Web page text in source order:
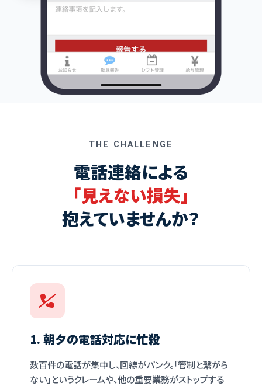
THE CHALLENGE
電話連絡による
「見えない損失」
抱えていませんか？
1. 朝夕の電話対応に忙殺
数百件の電話が集中し、回線がパンク。「管制と繋がら
ない」というクレームや、他の重要業務がストップする